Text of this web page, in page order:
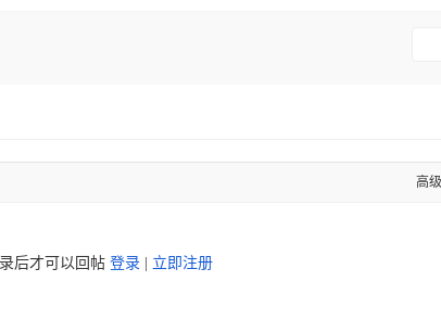
高
后才可以回帖 登录 立即注册